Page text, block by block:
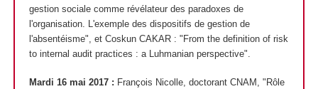
gestion sociale comme révélateur des paradoxes de
l'organisation. L'exemple des dispositifs de gestion de
l'absentéisme", et Coskun CAKAR : "From the definition of risk
to internal audit practices : a Luhmanian perspective".
Mardi 16 mai 2017 : François Nicolle, doctorant CNAM, "Rôle